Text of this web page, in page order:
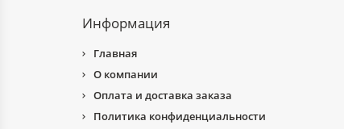
Информация
Главная
О компании
Оплата и доставка заказа
Политика конфиденциальности